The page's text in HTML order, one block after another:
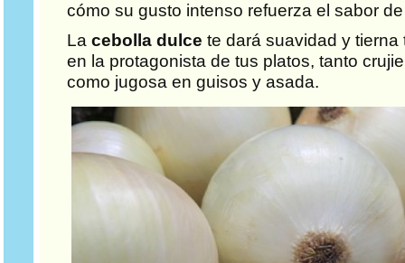
cómo su gusto intenso refuerza el sabor
La cebolla dulce te dará suavidad y tierna
en la protagonista de tus platos, tanto
como jugosa en guisos y asada.